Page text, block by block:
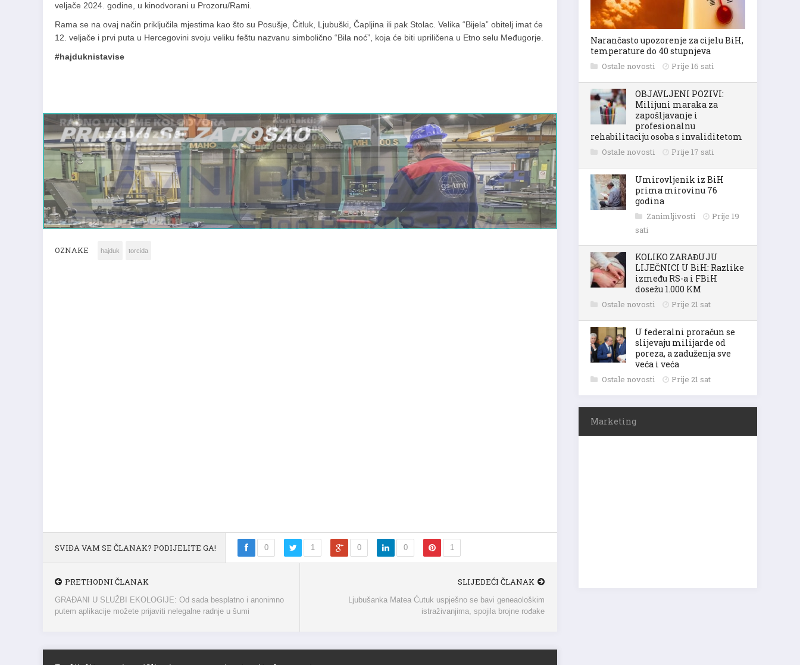
veljače 2024. godine, u kinodvorani u Prozoru/Rami.
Rama se na ovaj način priključila mjestima kao što su Posušje, Čitluk, Ljubuški, Čapljina ili pak Stolac. Velika “Bijela” obitelj imat će
12. veljače i prvi puta u Hercegovini svoju veliku feštu nazvanu simbolično “Bila noć”, koja će biti upriličena u Etno selu Međugorje.
#hajduknistavise
OZNAKE hajduk torcida
SVIĐA VAM SE ČLANAK? PODIJELITE GA! 0 1 0 0 1
PRETHODNI ČLANAK
GRAĐANI U SLUŽBI EKOLOGIJE: Od sada besplatno i anonimno
putem aplikacije možete prijaviti nelegalne radnje u šumi
SLIJEDEĆI ČLANAK
Ljubušanka Matea Ćutuk uspješno se bavi geneaološkim
istraživanjima, spojila brojne rođake
Narančasto upozorenje za cijelu BiH,
temperature do 40 stupnjeva
Ostale novosti Prije 16 sati
OBJAVLJENI POZIVI:
Milijuni maraka za
zapošljavanje i
profesionalnu
rehabilitaciju osoba s invaliditetom
Ostale novosti Prije 17 sati
Umirovljenik iz BiH
prima mirovinu 76
godina
Zanimljivosti
Prije 19
sati
KOLIKO ZARAĐUJU
LIJEČNICI U BiH: Razlike
između RS-a i FBiH
dosežu 1.000 KM
Ostale novosti Prije 21 sat
U federalni proračun se
slijevaju milijarde od
poreza, a zaduženja sve
veća i veća
Ostale novosti Prije 21 sat
Marketing